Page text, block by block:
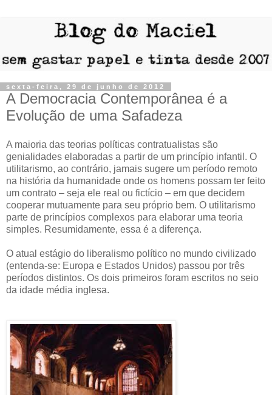
sexta-feira, 29 de junho de 2012
A Democracia Contemporânea é a
Evolução de uma Safadeza
A maioria das teorias políticas contratualistas são
genialidades elaboradas a partir de um princípio infantil. O
utilitarismo, ao contrário, jamais sugere um período remoto
na história da humanidade onde os homens possam ter feito
um contrato – seja ele real ou fictício – em que decidem
cooperar mutuamente para seu próprio bem. O utilitarismo
parte de princípios complexos para elaborar uma teoria
simples. Resumidamente, essa é a diferença.
O atual estágio do liberalismo político no mundo civilizado
(entenda-se: Europa e Estados Unidos) passou por três
períodos distintos. Os dois primeiros foram escritos no seio
da idade média inglesa.